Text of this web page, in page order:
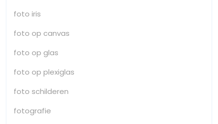
foto iris
foto op canvas
foto op glas
foto op plexiglas
foto schilderen
fotografie